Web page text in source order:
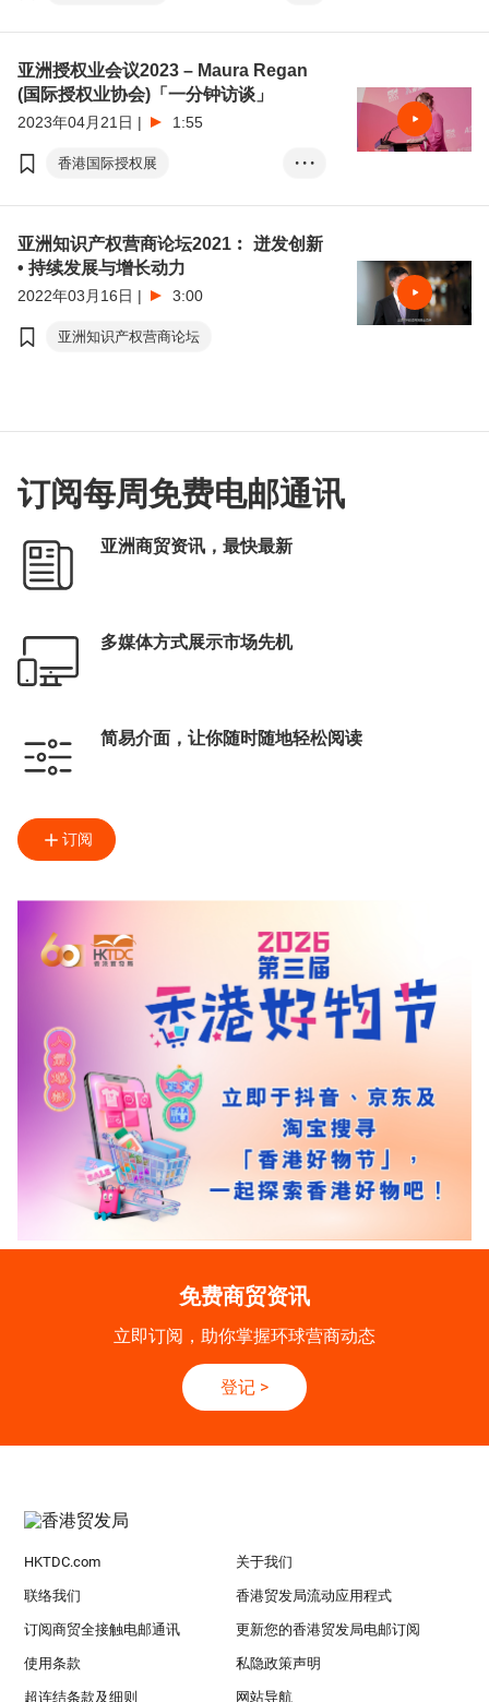
亚洲授权业会议2023 – Maura Regan
(国际授权业协会)「一分钟访谈」
2023年04月21日 | 1:55
香港国际授权展
• • •
亚洲知识产权营商论坛2021︰ 迸发创新
• 持续发展与增长动力
2022年03月16日 | 3:00
亚洲知识产权营商论坛
订阅每周免费电邮通讯
亚洲商贸资讯，最快最新
多媒体方式展示市场先机
简易介面，让你随时随地轻松阅读
订阅
免费商贸资讯
立即订阅，助你掌握环球营商动态
登记 >
HKTDC.com 关于我们
联络我们 香港贸发局流动应用程式
订阅商贸全接触电邮通讯 更新您的香港贸发局电邮订阅
使用条款 私隐政策声明
超连结条款及细则 网站导航